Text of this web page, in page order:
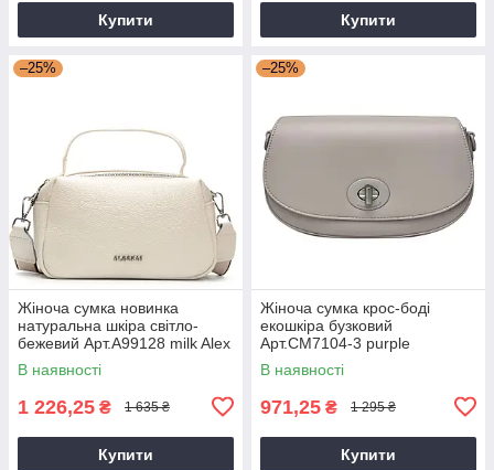
Купити Купити
–25%
Жіноча сумка новинка
натуральна шкіра світло-
бежевий Арт.A99128 milk Alex
Rai (Китай)
В наявності
1 226,25 ₴ 1 635 ₴
Купити
–25%
Жіноча сумка крос-боді
екошкіра бузковий
Арт.CM7104-3 purple
DavidJones Франція
В наявності
971,25 ₴ 1 295 ₴
Купити